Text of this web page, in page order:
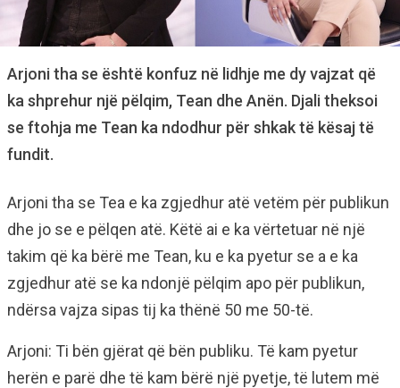
Arjoni tha se është konfuz në lidhje me dy vajzat që
ka shprehur një pëlqim, Tean dhe Anën. Djali theksoi
se ftohja me Tean ka ndodhur për shkak të kësaj të
fundit.
Arjoni tha se Tea e ka zgjedhur atë vetëm për publikun
dhe jo se e pëlqen atë. Këtë ai e ka vërtetuar në një
takim që ka bërë me Tean, ku e ka pyetur se a e ka
zgjedhur atë se ka ndonjë pëlqim apo për publikun,
ndërsa vajza sipas tij ka thënë 50 me 50-të.
Arjoni: Ti bën gjërat që bën publiku. Të kam pyetur
herën e parë dhe të kam bërë një pyetje, të lutem më